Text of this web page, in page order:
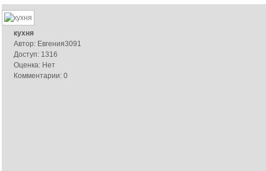
кухня
Автор: Евгения3091
Доступ: 1316
Оценка: Нет
Комментарии: 0